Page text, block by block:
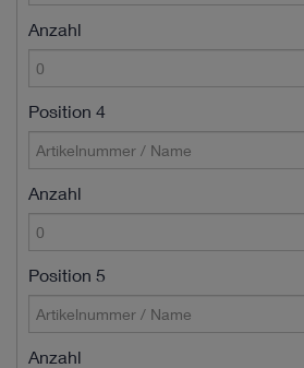
Anzahl
Position 4
Anzahl
Position 5
Anzahl